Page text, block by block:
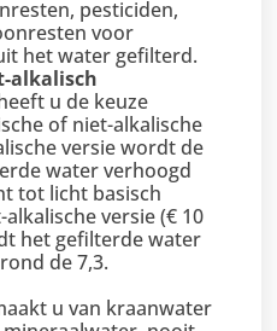
pesticiden,
voor
het water gefilterd.
alkalisch
u de keuze
of niet-alkalische
versie wordt de
water verhoogd
tot licht basisch
versie (€ 10
het gefilterde water
de 7,3.
u van kraanwater